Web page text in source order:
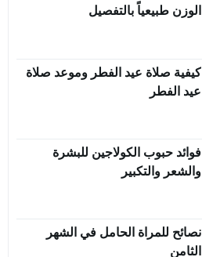
الوزن طبيعياً بالتفصيل
كيفية صلاة عيد الفطر وموعد صلاة
عيد الفطر
فوائد حبوب الكولاجين للبشرة
والشعر والتكبير
نصائح للمراة الحامل في الشهر
الثامن